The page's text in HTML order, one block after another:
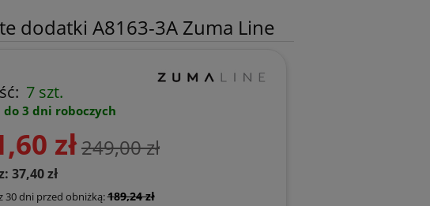
dodatki A8163-3A Zuma Line
7 szt.
do 3 dni roboczych
zł249,00 zł
37,40 zł
30 dni przed obniżką:189,24 zł